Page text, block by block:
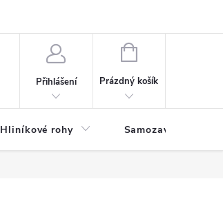
Přihlášení
NÁKUPNÍ
Prázdný košík
Hliníkové rohy Samozavlažovací